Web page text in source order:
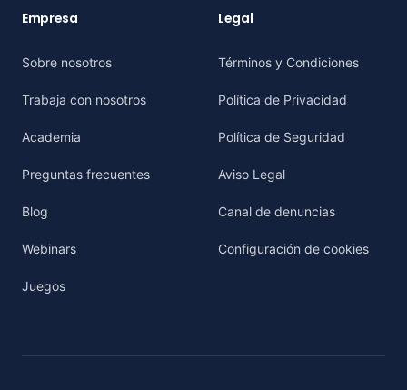
Empresa
Sobre nosotros
Trabaja con nosotros
Academia
Preguntas frecuentes
Blog
Webinars
Juegos
Legal
Términos y Condiciones
Política de Privacidad
Política de Seguridad
Aviso Legal
Canal de denuncias
Configuración de cookies